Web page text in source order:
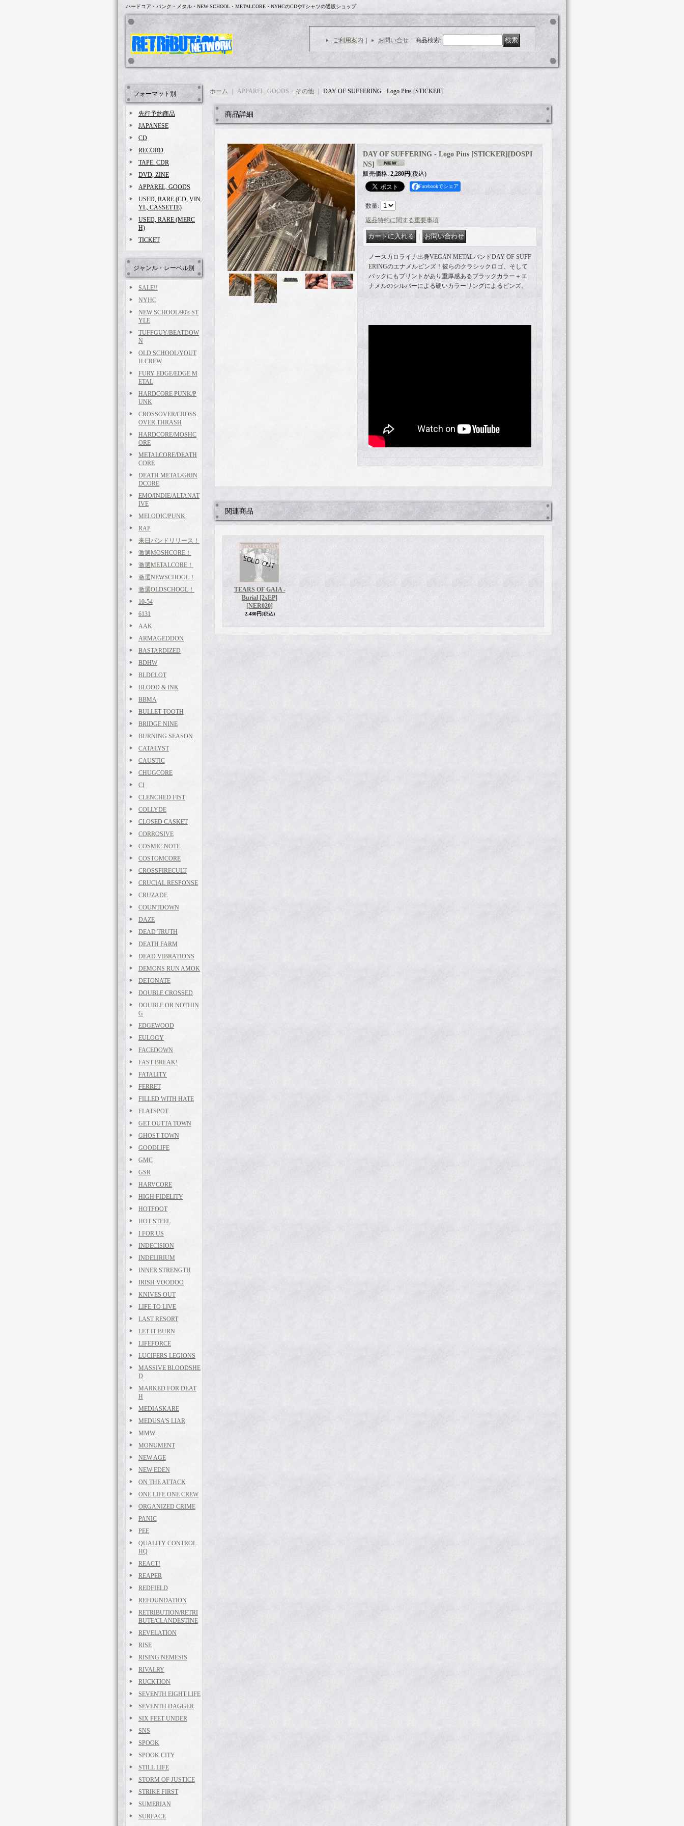
ハードコア・パンク・メタル・NEW SCHOOL・METALCORE・NYHCのCDやTシャツの通販ショップ
ご利用案内 お問い合せ 商品検索:
フォーマット別
先行予約商品
JAPANESE
CD
RECORD
TAPE. CDR
DVD, ZINE
APPAREL, GOODS
USED, RARE (CD, VIN
YL, CASSETTE)
USED, RARE (MERC
H)
TICKET
ジャンル・レーベル別
SALE!!
NYHC
NEW SCHOOL/90's ST
YLE
TUFFGUY/BEATDOW
N
OLD SCHOOL/YOUT
H CREW
FURY EDGE/EDGE M
ETAL
HARDCORE PUNK/P
UNK
CROSSOVER/CROSS
OVER THRASH
HARDCORE/MOSHC
ORE
METALCORE/DEATH
CORE
DEATH METAL/GRIN
DCORE
EMO/INDIE/ALTANAT
IVE
MELODIC/PUNK
RAP
来日バンドリリース！
激選MOSHCORE！
激選METALCORE！
激選NEWSCHOOL！
激選OLDSCHOOL！
10-54
6131
AAK
ARMAGEDDON
BASTARDIZED
BDHW
BLDCLOT
BLOOD & INK
BBMA
BULLET TOOTH
BRIDGE NINE
BURNING SEASON
CATALYST
CAUSTIC
CHUGCORE
CI
CLENCHED FIST
COLLYDE
CLOSED CASKET
CORROSIVE
COSMIC NOTE
COSTOMCORE
CROSSFIRECULT
CRUCIAL RESPONSE
CRUZADE
COUNTDOWN
DAZE
DEAD TRUTH
DEATH FARM
DEAD VIBRATIONS
DEMONS RUN AMOK
DETONATE
DOUBLE CROSSED
DOUBLE OR NOTHIN
G
EDGEWOOD
EULOGY
FACEDOWN
FAST BREAK!
FATALITY
FERRET
FILLED WITH HATE
FLATSPOT
GET OUTTA TOWN
GHOST TOWN
GOODLIFE
GMC
GSR
HARVCORE
HIGH FIDELITY
HOTFOOT
HOT STEEL
I FOR US
INDECISION
INDELIRIUM
INNER STRENGTH
IRISH VOODOO
KNIVES OUT
LIFE TO LIVE
LAST RESORT
LET IT BURN
LIFEFORCE
LUCIFERS LEGIONS
MASSIVE BLOODSHE
D
MARKED FOR DEAT
H
MEDIASKARE
MEDUSA'S LIAR
MMW
MONUMENT
NEW AGE
NEW EDEN
ON THE ATTACK
ONE LIFE ONE CREW
ORGANIZED CRIME
PANIC
PEE
QUALITY CONTROL
HQ
REACT!
REAPER
REDFIELD
REFOUNDATION
RETRIBUTION/RETRI
BUTE/CLANDESTINE
REVELATION
RISE
RISING NEMESIS
RIVALRY
RUCKTION
SEVENTH EIGHT LIFE
SEVENTH DAGGER
SIX FEET UNDER
SNS
SPOOK
SPOOK CITY
STILL LIFE
STORM OF JUSTICE
STRIKE FIRST
SUMERIAN
SURFACE
ホーム ｜ APPAREL, GOODS > その他 DAY OF SUFFERING - Logo Pins [STICKER]
商品詳細
DAY OF SUFFERING - Logo Pins [STICKER] [DOSPI
NS]
販売価格: 2,280円(税込)
Facebookでシェア
数量:
返品特約に関する重要事項
ノースカロライナ出身VEGAN METALバンドDAY OF SUFF
ERINGのエナメルピンズ！彼らのクラシックロゴ、そして
バックにもプリントがあり重厚感あるブラックカラー＋エ
ナメルのシルバーによる硬いカラーリングによるピンズ。
関連商品
TEARS OF GAIA -
Burial [2xEP]
[NER020]
2,480円(税込)